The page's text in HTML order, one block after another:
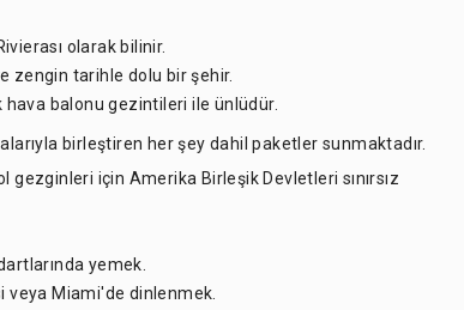
olarak bilinir.
zengin tarihle dolu bir şehir.
hava balonu gezintileri ile ünlüdür.
birleştiren her şey dahil paketler sunmaktadır.
gezginleri için Amerika Birleşik Devletleri sınırsız
yemek.
veya Miami'de dinlenmek.